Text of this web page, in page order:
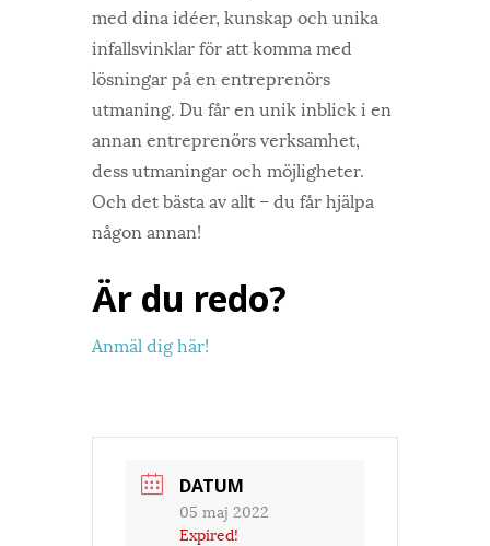
med dina idéer, kunskap och unika
infallsvinklar för att komma med
lösningar på en entreprenörs
utmaning. Du får en unik inblick i en
annan entreprenörs verksamhet,
dess utmaningar och möjligheter.
Och det bästa av allt – du får hjälpa
någon annan!
Är du redo?
Anmäl dig här!
DATUM
05 maj 2022
Expired!